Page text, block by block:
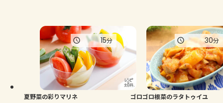
夏野菜の彩りマリネ
15分
ゴロゴロ根菜のラタトゥイユ
30分